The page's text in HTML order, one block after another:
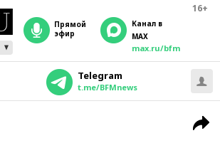
16+
прямой
эфир
Канал в
MAX
max.ru/bfm
Telegram
t.me/BFMnews